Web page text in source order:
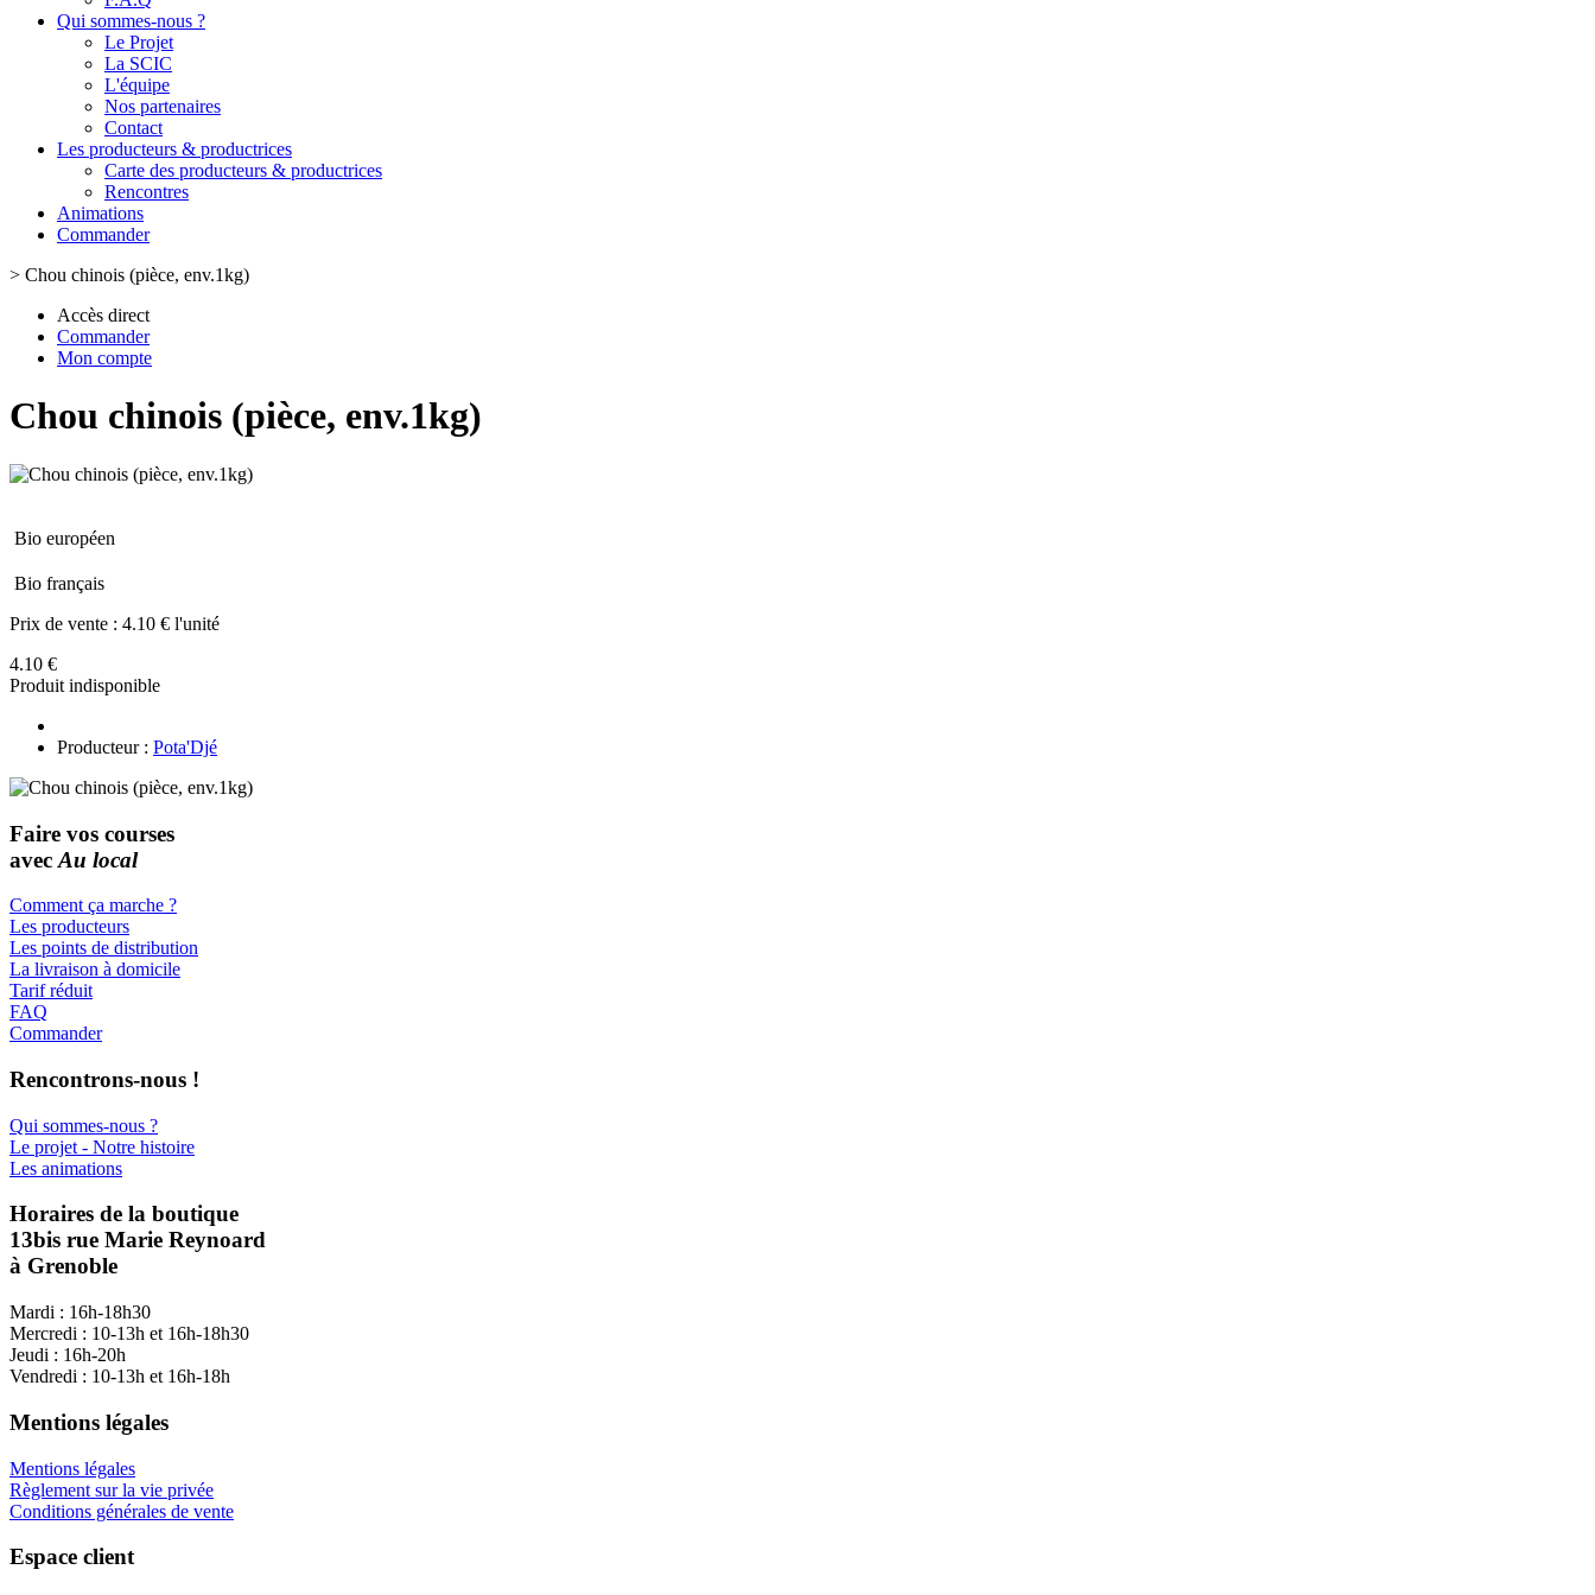
Qui sommes-nous ?
Le Projet
La SCIC
L'équipe
Nos partenaires
Contact
Les producteurs & productrices
Carte des producteurs & productrices
Rencontres
Animations
Commander
> Chou chinois (pièce, env.1kg)
Accès direct
Commander
Mon compte
Chou chinois (pièce, env.1kg)
Bio européen
Bio français
Prix de vente : 4.10 € l'unité
4.10 €
Produit indisponible
Producteur : Pota'Djé
Faire vos courses
avec Au local
Comment ça marche ?
Les producteurs
Les points de distribution
La livraison à domicile
Tarif réduit
FAQ
Commander
Rencontrons-nous !
Qui sommes-nous ?
Le projet - Notre histoire
Les animations
Horaires de la boutique
13bis rue Marie Reynoard
à Grenoble
Mardi : 16h-18h30
Mercredi : 10-13h et 16h-18h30
Jeudi : 16h-20h
Vendredi : 10-13h et 16h-18h
Mentions légales
Mentions légales
Règlement sur la vie privée
Conditions générales de vente
Espace client